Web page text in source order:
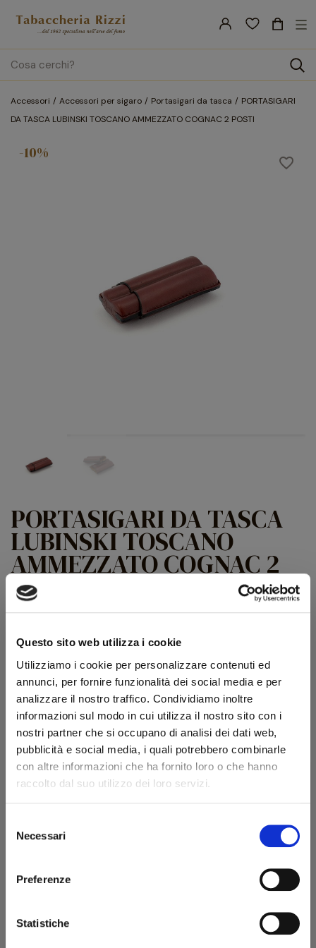
Questo sito web utilizza i cookie
Utilizziamo i cookie per personalizzare contenuti ed
annunci, per fornire funzionalità dei social media e per
analizzare il nostro traffico. Condividiamo inoltre
informazioni sul modo in cui utilizza il nostro sito con i
nostri partner che si occupano di analisi dei dati web,
pubblicità e social media, i quali potrebbero combinarle
con altre informazioni che ha fornito loro o che hanno
raccolto dal suo utilizzo dei loro servizi.
delNecessari
Preferenze
Statistiche
search
☰
Accessori Accessori per sigaro Portasigari da tasca
PORTASIGARI
DA TASCA LUBINSKI TOSCANO AMMEZZATO COGNAC 2 POSTI
favorite_border
-10%
PORTASIGARI DA TASCA
LUBINSKI TOSCANO
AMMEZZATO COGNAC 2
POSTI
COD: 0021000765
Marca:
Portasigari da tasca per 2 sigari formato “Toscano
Ammezzato”. Lavorazione in cuoio color cognac.
36,00 € 32,40 € IVA inclusa
26,56 € IVA esclusa
Modello
Toscano Ammezzato 2 Cigars